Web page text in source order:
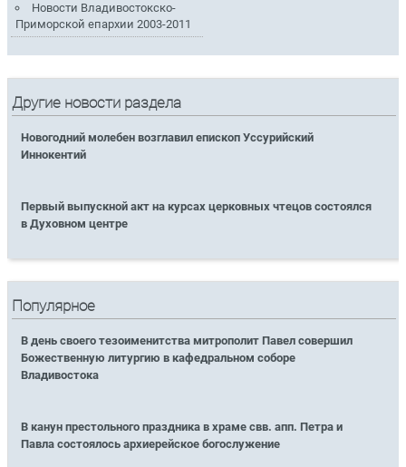
Новости Владивостокско-
Приморской епархии 2003-2011
Другие новости раздела
Новогодний молебен возглавил епископ Уссурийский
Иннокентий
Первый выпускной акт на курсах церковных чтецов состоялся
в Духовном центре
Популярное
В день своего тезоименитства митрополит Павел совершил
Божественную литургию в кафедральном соборе
Владивостока
В канун престольного праздника в храме свв. апп. Петра и
Павла состоялось архиерейское богослужение